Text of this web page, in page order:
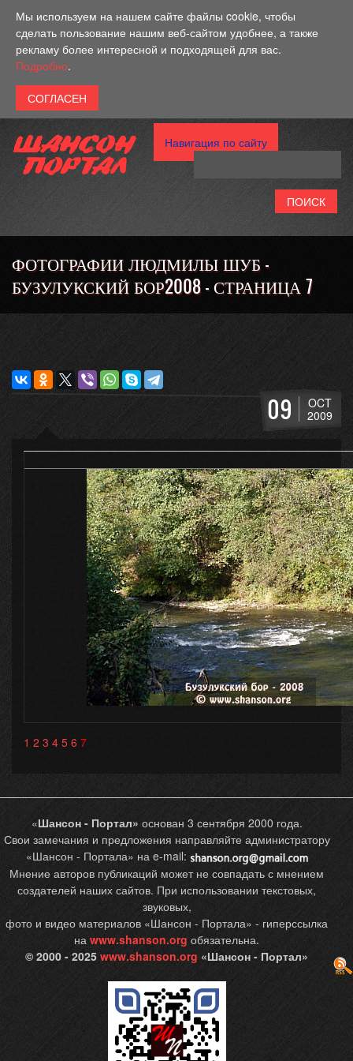
Мы используем на нашем сайте файлы cookie, чтобы
сделать пользование нашим веб-сайтом удобнее, а также
рекламу более интересной и подходящей для вас.
Подробно.
Навигация по сайту
ФОТОГРАФИИ ЛЮДМИЛЫ ШУБ -
БУЗУЛУКСКИЙ БОР2008 - СТРАНИЦА 7
09
OCT
2009
1 2 3 4 5 6 7
«Шансон - Портал» основан 3 сентября 2000 года.
Свои замечания и предложения направляйте администратору
«Шансон - Портала» на e-mail:
Мнение авторов публикаций может не совпадать с мнением
создателей наших сайтов. При использовании текстовых,
звуковых,
фото и видео материалов «Шансон - Портала» - гиперссылка
наwww.shanson.orgобязательна.
© 2000 - 2025 www.shanson.org «Шансон - Портал»